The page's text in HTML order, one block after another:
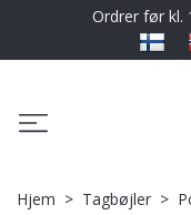
Ordrer før kl.
Hjem Tagbøjler